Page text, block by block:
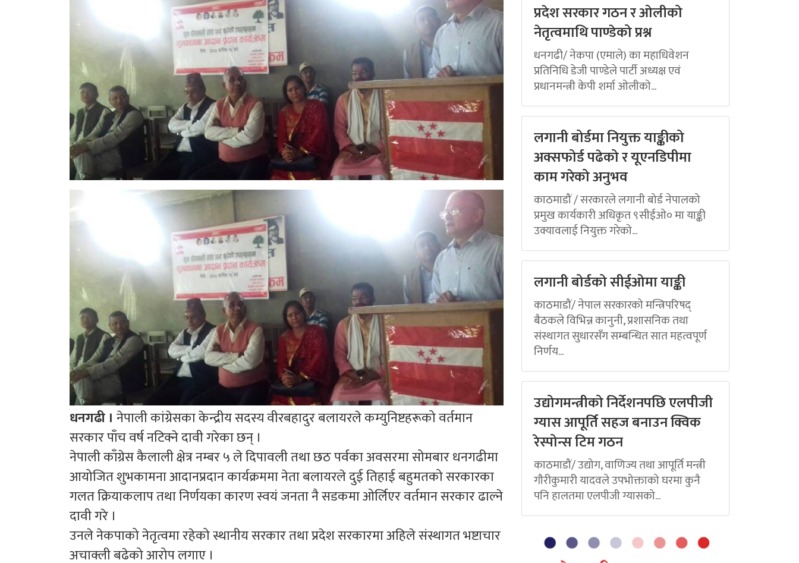
धनगढी । नेपाली कांग्रेसका केन्द्रीय सदस्य वीरबहादुर बलायरले कम्युनिष्टहरूको वर्तमान
सरकार पाँच वर्ष नटिक्ने दावी गरेका छन् ।
नेपाली काँग्रेस कैलाली क्षेत्र नम्बर ५ ले दिपावली तथा छठ पर्वका अवसरमा सोमबार धनगढीमा
आयोजित शुभकामना आदानप्रदान कार्यक्रममा नेता बलायरले दुई तिहाई बहुमतको सरकारका
गलत क्रियाकलाप तथा निर्णयका कारण स्वयं जनता नै सडकमा ओर्लिएर वर्तमान सरकार ढाल्ने
दावी गरे ।
उनले नेकपाको नेतृत्वमा रहेको स्थानीय सरकार तथा प्रदेश सरकारमा अहिले संस्थागत भष्टाचार
अचाक्ली बढेको आरोप लगाए ।
प्रदेश सरकार गठन र ओलीको
नेतृत्वमाथि पाण्डेको प्रश्न
धनगढी/ नेकपा (एमाले) का महाधिवेशन
प्रतिनिधि डेजी पाण्डेले पार्टी अध्यक्ष एवं
प्रधानमन्त्री केपी शर्मा ओलीको...
लगानी बोर्डमा नियुक्त याङ्कीको
अक्सफोर्ड पढेको र यूएनडिपीमा
काम गरेको अनुभव
काठमाडौं / सरकारले लगानी बोर्ड नेपालको
प्रमुख कार्यकारी अधिकृत ९सीईओ० मा याङ्की
उक्यावलाई नियुक्त गरेको...
लगानी बोर्डको सीईओमा याङ्की
काठमाडौं/ नेपाल सरकारको मन्त्रिपरिषद्
बैठकले विभिन्न कानुनी, प्रशासनिक तथा
संस्थागत सुधारसँग सम्बन्धित सात महत्वपूर्ण
निर्णय...
उद्योगमन्त्रीको निर्देशनपछि एलपीजी
ग्यास आपूर्ति सहज बनाउन क्विक
रेस्पोन्स टिम गठन
काठमाडौं/ उद्योग, वाणिज्य तथा आपूर्ति मन्त्री
गौरीकुमारी यादवले उपभोक्ताको घरमा कुनै
पनि हालतमा एलपीजी ग्यासको...